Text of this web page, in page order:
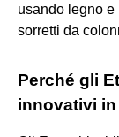
usando legno e
sorretti da
Perché gli
innovativi